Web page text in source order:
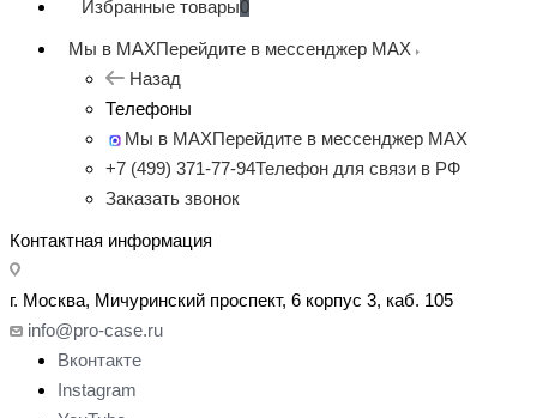
Избранные товары0
Мы в MAXПерейдите в мессенджер MAX
Назад
Телефоны
Мы в MAXПерейдите в мессенджер MAX
+7 (499) 371-77-94Телефон для связи в РФ
Заказать звонок
Контактная информация
г. Москва, Мичуринский проспект, 6 корпус 3, каб. 105
info@pro-case.ru
Вконтакте
Instagram